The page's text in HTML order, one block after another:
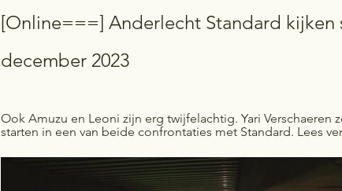
[Online===] Anderlecht Standard kijken
december 2023
Ook Amuzu en Leoni zijn erg twijfelachtig. Yari Verschaeren
starten in een van beide confrontaties met Standard. Lees